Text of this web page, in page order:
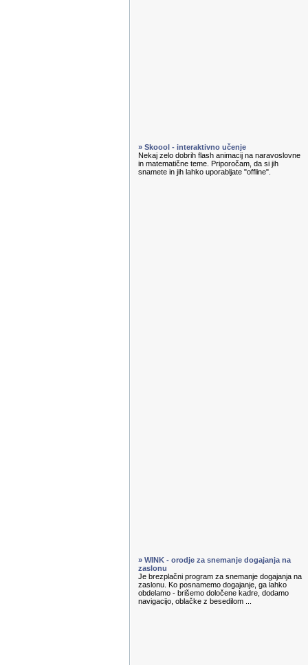
» Skoool - interaktivno učenje
Nekaj zelo dobrih flash animacij na naravoslovne
in matematične teme. Priporočam, da si jih
snamete in jih lahko uporabljate "offline".
» WINK - orodje za snemanje dogajanja na
zaslonu
Je brezplačni program za snemanje dogajanja na
zaslonu. Ko posnamemo dogajanje, ga lahko
obdelamo - brišemo določene kadre, dodamo
navigacijo, oblačke z besedilom ...